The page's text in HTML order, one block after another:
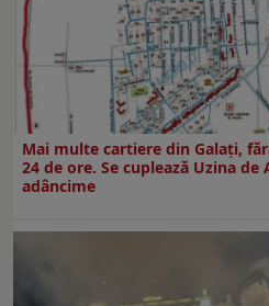
Mai multe cartiere din Galați,
24 de ore. Se cuplează Uzina de
adâncime